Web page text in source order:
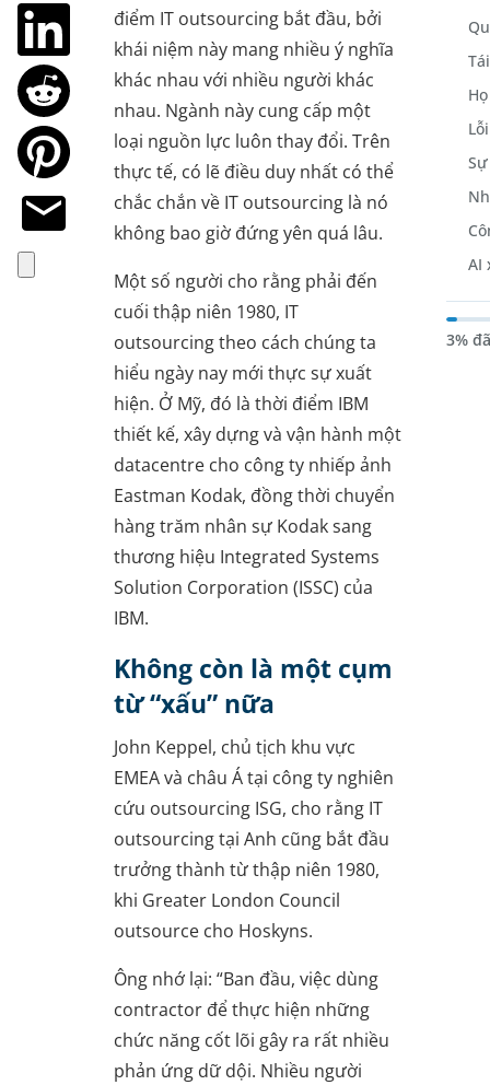
điểm IT outsourcing bắt đầu, bởi
khái niệm này mang nhiều ý nghĩa
khác nhau với nhiều người khác
nhau. Ngành này cung cấp một
loại nguồn lực luôn thay đổi. Trên
thực tế, có lẽ điều duy nhất có thể
chắc chắn về IT outsourcing là nó
không bao giờ đứng yên quá lâu.
Một số người cho rằng phải đến
cuối thập niên 1980, IT
outsourcing theo cách chúng ta
hiểu ngày nay mới thực sự xuất
hiện. Ở Mỹ, đó là thời điểm IBM
thiết kế, xây dựng và vận hành một
datacentre cho công ty nhiếp ảnh
Eastman Kodak, đồng thời chuyển
hàng trăm nhân sự Kodak sang
thương hiệu Integrated Systems
Solution Corporation (ISSC) của
IBM.
Không còn là một cụm
từ “xấu” nữa
John Keppel, chủ tịch khu vực
EMEA và châu Á tại công ty nghiên
cứu outsourcing ISG, cho rằng IT
outsourcing tại Anh cũng bắt đầu
trưởng thành từ thập niên 1980,
khi Greater London Council
outsource cho Hoskyns.
Ông nhớ lại: “Ban đầu, việc dùng
contractor để thực hiện những
chức năng cốt lõi gây ra rất nhiều
phản ứng dữ dội. Nhiều người
AI
3%